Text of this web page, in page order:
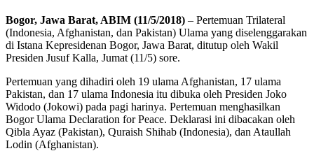
Bogor, Jawa Barat, ABIM (11/5/2018) – Pertemuan Trilateral
(Indonesia, Afghanistan, dan Pakistan) Ulama yang diselenggarakan
di Istana Kepresidenan Bogor, Jawa Barat, ditutup oleh Wakil
Presiden Jusuf Kalla, Jumat (11/5) sore.
Pertemuan yang dihadiri oleh 19 ulama Afghanistan, 17 ulama
Pakistan, dan 17 ulama Indonesia itu dibuka oleh Presiden Joko
Widodo (Jokowi) pada pagi harinya. Pertemuan menghasilkan
Bogor Ulama Declaration for Peace. Deklarasi ini dibacakan oleh
Qibla Ayaz (Pakistan), Quraish Shihab (Indonesia), dan Ataullah
Lodin (Afghanistan).